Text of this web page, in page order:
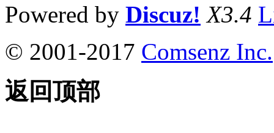
Powered by Discuz! X3.4
© 2001-2017 Comsenz Inc.
返回顶部